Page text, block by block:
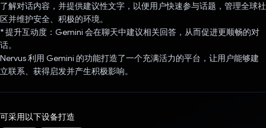
了解对话内容，并提供建议性文字，以便用户快速参与话题，管理全球社
区并维护安全、积极的环境。
* 提升互动度：Gemini 会在聊天中建议相关回答，从而促进更顺畅的对
话。
Nervus 利用 Gemini 的功能打造了一个充满活力的平台，让用户能够建
立联系、获得启发并产生积极影响。
可采用以下设备打造